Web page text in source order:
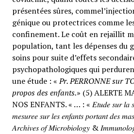
présentées sûres,
génique ou protectrices comme
confinement. Le coût en rejaillit
population, tant les dépenses du
soins pour suite d’effets
psychopathologiques qui
une étude : «Pr. PERRONNE sur
propos des enfants.» (5) ALERTE
NOS ENFANTS. « … : « 𝐸𝑡𝑢𝑑𝑒 𝑠𝑢𝑟 𝑙𝑎
𝑚𝑒𝑠𝑢𝑟𝑒𝑒 𝑠𝑢𝑟 𝑙𝑒𝑠 𝑒𝑛𝑓𝑎𝑛𝑡𝑠 𝑝𝑜𝑟𝑡𝑎𝑛𝑡 𝑑𝑒𝑠
𝐴𝑟𝑐ℎ𝑖𝑣𝑒𝑠 𝑜𝑓 𝑀𝑖𝑐𝑟𝑜𝑏𝑖𝑜𝑙𝑜𝑔𝑦 &